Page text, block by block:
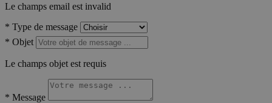
Le champs email est invalid
* Type de message
* Objet
Le champs objet est requis
* Message